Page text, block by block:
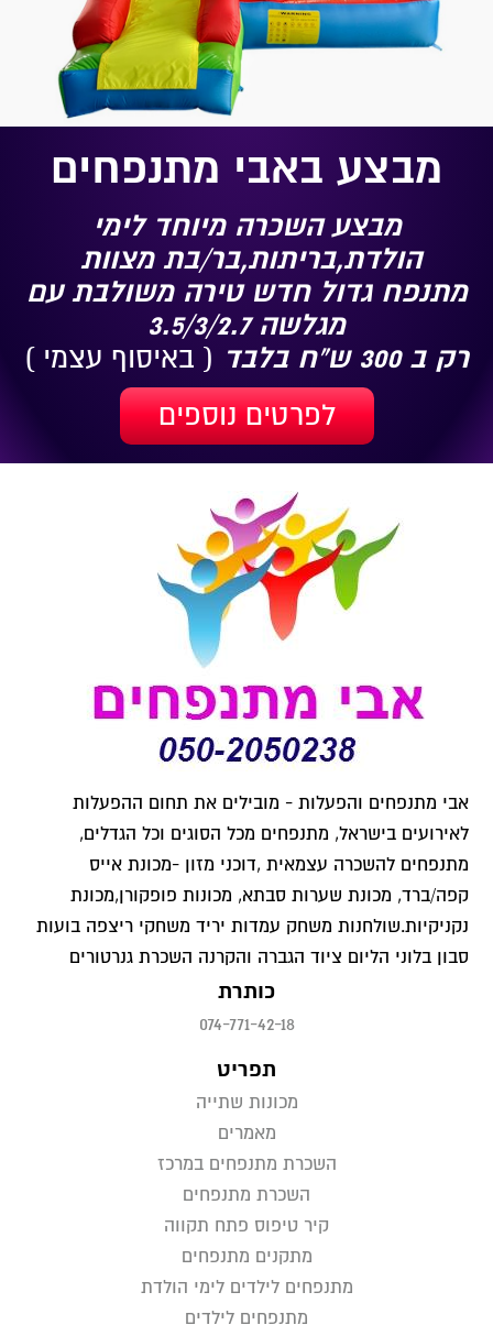
מבצע באבי מתנפחים
מבצע השכרה מיוחד לימי
הולדת,בריתות,בר/בת מצוות
מתנפח גדול חדש טירה משולבת עם
מגלשה 3.5/3/2.7
רק ב 300 ש"ח בלבד
( באיסוף עצמי )
לפרטים נוספים
אבי מתנפחים והפעלות - מובילים את תחום ההפעלות
לאירועים בישראל, מתנפחים מכל הסוגים וכל הגדלים,
מתנפחים להשכרה עצמאית ,דוכני מזון -מכונת אייס
קפה/ברד, מכונת שערות סבתא, מכונות פופקורן,מכונת
נקניקיות.שולחנות משחק עמדות יריד משחקי ריצפה בועות
סבון בלוני הליום ציוד הגברה והקרנה השכרת גנרטורים
כותרת
074-771-42-18
תפריט
מכונות שתייה
מאמרים
השכרת מתנפחים במרכז
השכרת מתנפחים
קיר טיפוס פתח תקווה
מתקנים מתנפחים
מתנפחים לילדים לימי הולדת
מתנפחים לילדים